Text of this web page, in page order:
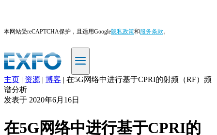
本网站受reCAPTCHA保护，且适用Google隐私政策和服务条款。
ZH
品
主页 | 资源 | 博客 | 在5G网络中进行基于CPRI的射频（RF）频
谱分析
发表于 2020年6月16日
在5G网络中进行基于CPRI的